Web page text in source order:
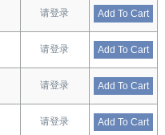
请登录 Add To Cart
请登录 Add To Cart
请登录 Add To Cart
请登录 Add To Cart